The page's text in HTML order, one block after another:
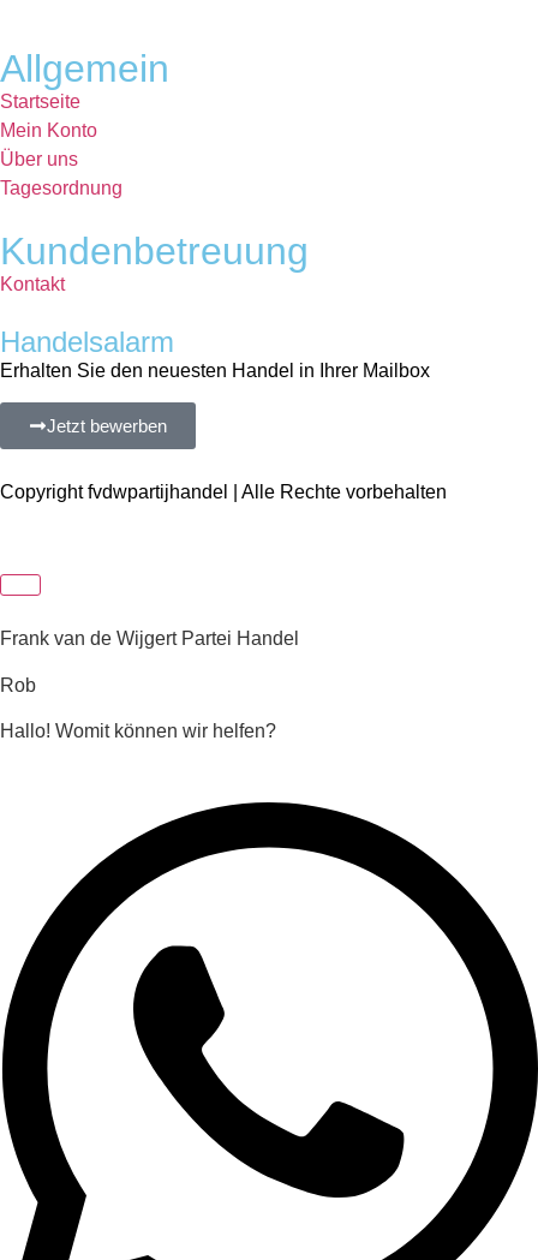
Allgemein
Startseite
Mein Konto
Über uns
Tagesordnung
Kundenbetreuung
Kontakt
Handelsalarm
Erhalten Sie den neuesten Handel in Ihrer Mailbox
Jetzt bewerben
Copyright fvdwpartijhandel | Alle Rechte vorbehalten
Frank van de Wijgert Partei Handel
Rob
Hallo! Womit können wir helfen?